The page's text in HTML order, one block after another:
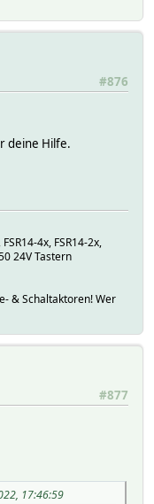
#876
deine Hilfe.
4x, FSR14-2x,
24V Tastern
& Schaltaktoren! Wer
#877
17:46:59